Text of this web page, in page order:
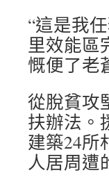
“這是我
里效能區
慨便了老
從脫貧攻
扶辦法。
建築24所
人居周